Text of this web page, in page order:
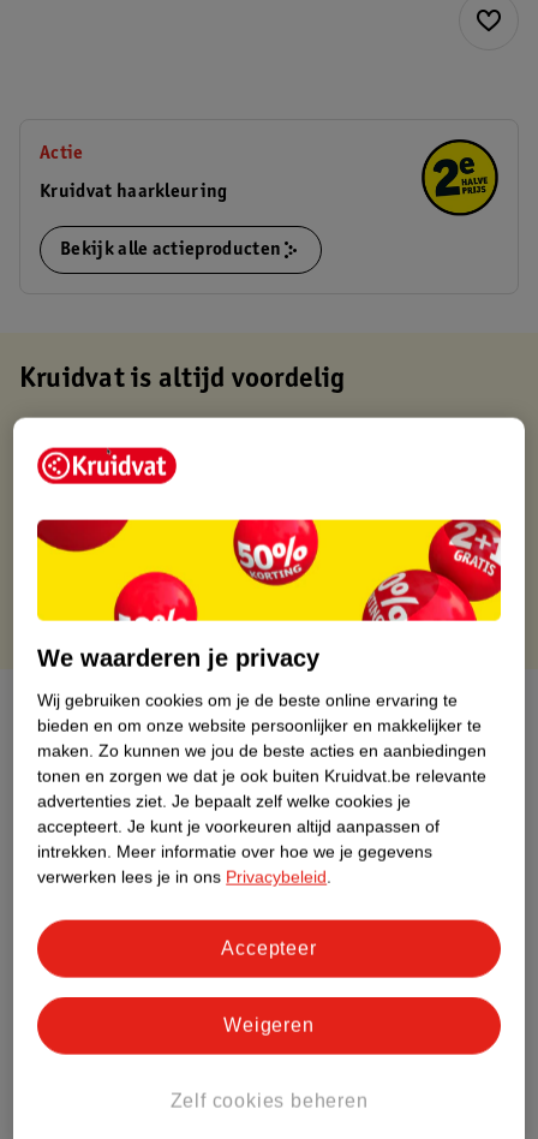
Actie
Kruidvat haarkleuring
Bekijk alle actieproducten
Kruidvat is altijd voordelig
Op werkdagen voor 22:00 uur besteld, volgende dag in huis
Gratis retourneren binnen 30 dagen
Gratis punten met je Kruidvat kaart
Over dit product
Productinformatie
Etiketinformatie
Rood (-) = hoge impact op het milieu.
Groen (+) = lage impact op het milieu.
Gebaseerd op wereldwijde
gemiddelden.
We waarderen je privacy
Wij gebruiken cookies om je de beste online ervaring te
bieden en om onze website persoonlijker en makkelijker te
maken. Zo kunnen we jou de beste acties en aanbiedingen
tonen en zorgen we dat je ook buiten Kruidvat.be relevante
advertenties ziet. Je bepaalt zelf welke cookies je
accepteert. Je kunt je voorkeuren altijd aanpassen of
intrekken. Meer informatie over hoe we je gegevens
verwerken lees je in ons Privacybeleid.
Zelf cookies beheren
Weigeren
Accepteer